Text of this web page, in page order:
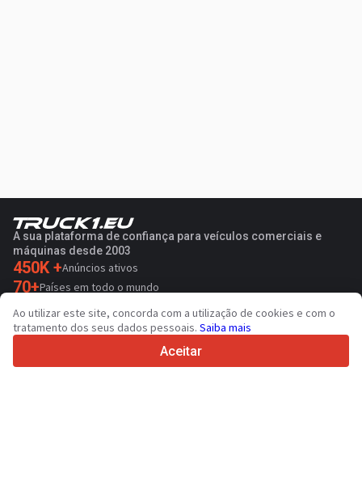
A sua plataforma de confiança para veículos comerciais e
máquinas desde 2003
450K +Anúncios ativos
70+Países em todo o mundo
36 Idiomas suportados
4.7/5
Ao utilizar este site, concorda com a utilização de cookies e com o
tratamento dos seus dados pessoais. Saiba mais
Aceitar